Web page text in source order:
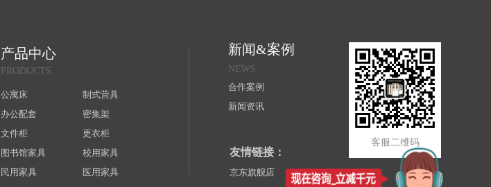
产品中心
PRODUCTS
公寓床
制式营具
办公配套
密集架
文件柜
更衣柜
图书馆家具
校用家具
民用家具
医用家具
新闻&案例
NEWS
合作案例
新闻资讯
客服二维码
友情链接：
京东旗舰店